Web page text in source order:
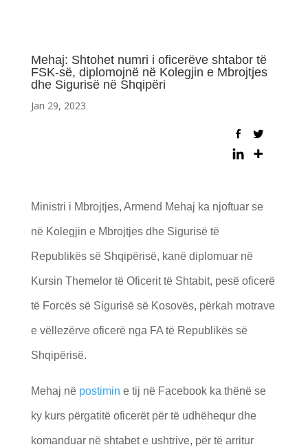
Mehaj: Shtohet numri i oficerëve shtabor të
FSK-së, diplomojnë në Kolegjin e Mbrojtjes
dhe Sigurisë në Shqipëri
Jan 29, 2023
Ministri i Mbrojtjes, Armend Mehaj ka njoftuar se
në Kolegjin e Mbrojtjes dhe Sigurisë të
Republikës së Shqipërisë, kanë diplomuar në
Kursin Themelor të Oficerit të Shtabit, pesë oficerë
të Forcës së Sigurisë së Kosovës, përkah motrave
e vëllezërve oficerë nga FA të Republikës së
Shqipërisë.
Mehaj në postimin e tij në Facebook ka thënë se
ky kurs përgatitë oficerët për të udhëhequr dhe
komanduar në shtabet e ushtrive, për të arritur